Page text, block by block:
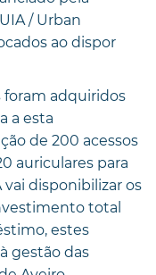
/ Urban
ao dispor
adquiridos
a esta
de 200 acessos
auriculares para
vai disponibilizar os
total
estes
gestão das